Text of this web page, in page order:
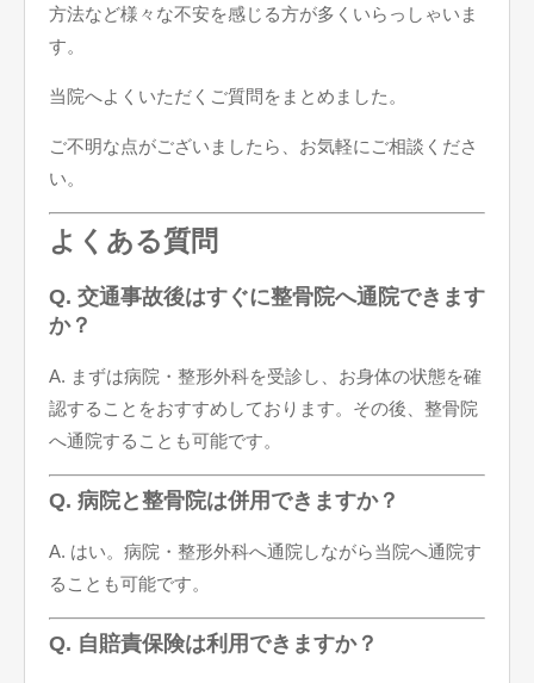
方法など様々な不安を感じる方が多くいらっしゃいま
す。
当院へよくいただくご質問をまとめました。
ご不明な点がございましたら、お気軽にご相談くださ
い。
よくある質問
Q. 交通事故後はすぐに整骨院へ通院できます
か？
A. まずは病院・整形外科を受診し、お身体の状態を確
認することをおすすめしております。その後、整骨院
へ通院することも可能です。
Q. 病院と整骨院は併用できますか？
A. はい。病院・整形外科へ通院しながら当院へ通院す
ることも可能です。
Q. 自賠責保険は利用できますか？